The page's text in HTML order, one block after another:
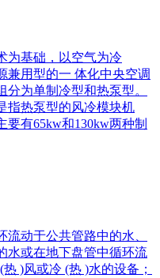
为基础，以空气为冷
兼用型的一 体化中央空调
为单制冷型和热泵型。
指热泵型的风冷模块机
有65kw和130kw两种制
动于公共管路中的水、
水或在地下盘管中循环流
)风或冷 (热 )水的设备；